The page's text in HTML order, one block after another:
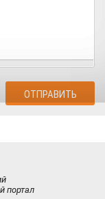
портал